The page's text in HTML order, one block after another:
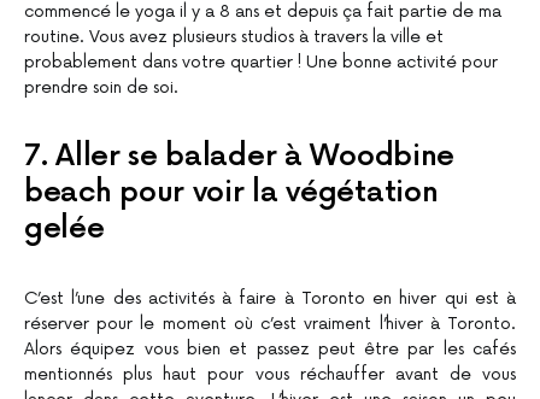
commencé le yoga il y a 8 ans et depuis ça fait partie de ma
routine. Vous avez plusieurs studios à travers la ville et
probablement dans votre quartier ! Une bonne activité pour
prendre soin de soi.
7. Aller se balader à Woodbine
beach pour voir la végétation
gelée
C’est l’une des activités à faire à Toronto en hiver qui est à
réserver pour le moment où c’est vraiment l’hiver à Toronto.
Alors équipez vous bien et passez peut être par les cafés
mentionnés plus haut pour vous réchauffer avant de vous